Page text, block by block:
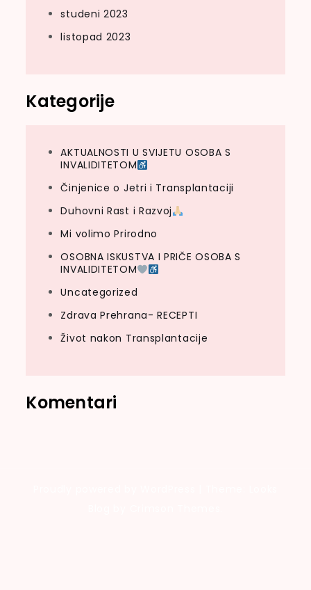
studeni 2023
listopad 2023
Kategorije
AKTUALNOSTI U SVIJETU OSOBA S
INVALIDITETOM
Činjenice o Jetri i Transplantaciji
Duhovni Rast i Razvoj
Mi volimo Prirodno
OSOBNA ISKUSTVA I PRIČE OSOBA S
INVALIDITETOM
Uncategorized
Zdrava Prehrana- RECEPTI
Život nakon Transplantacije
Komentari